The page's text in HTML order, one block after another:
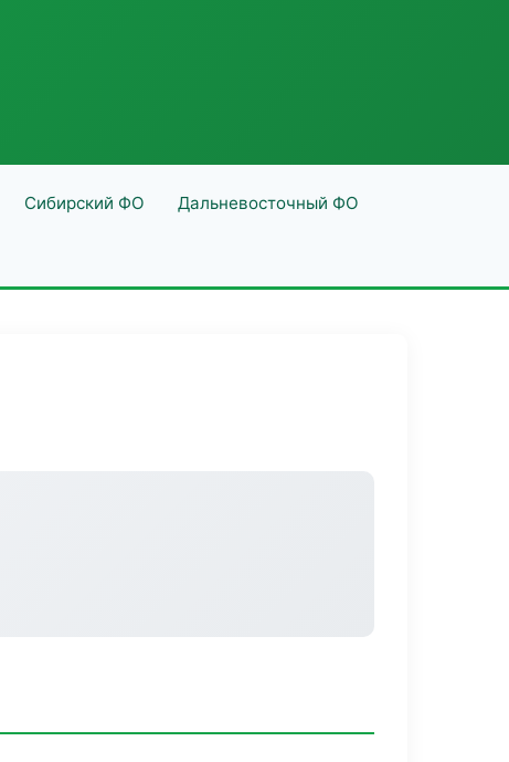
Сибирский ФО Дальневосточный ФО